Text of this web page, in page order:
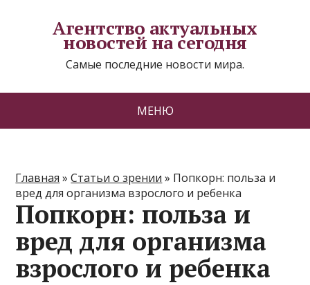
Агентство актуальных
новостей на сегодня
Самые последние новости мира.
МЕНЮ
Главная »Статьи о зрении » Попкорн: польза и
вред для организма взрослого и ребенка
Попкорн: польза и
вред для организма
взрослого и ребенка